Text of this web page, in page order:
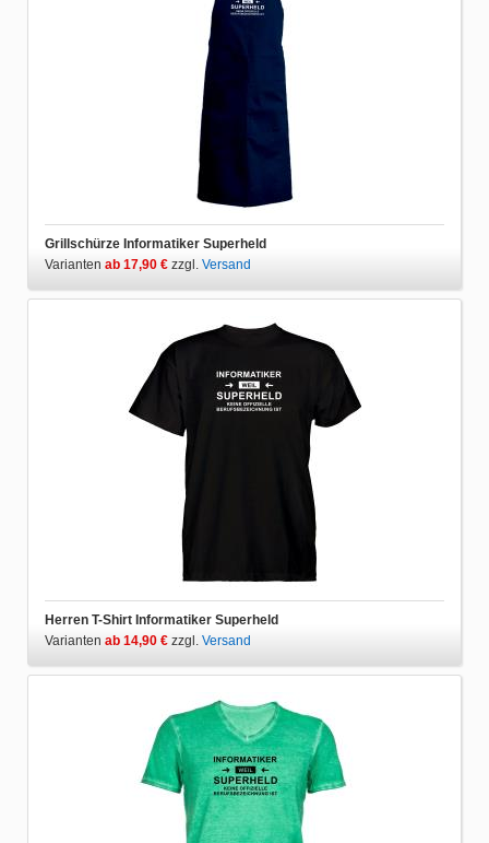
Grillschürze Informatiker Superheld
Varianten ab 17,90 € zzgl. Versand
Herren T-Shirt Informatiker Superheld
Varianten ab 14,90 € zzgl. Versand